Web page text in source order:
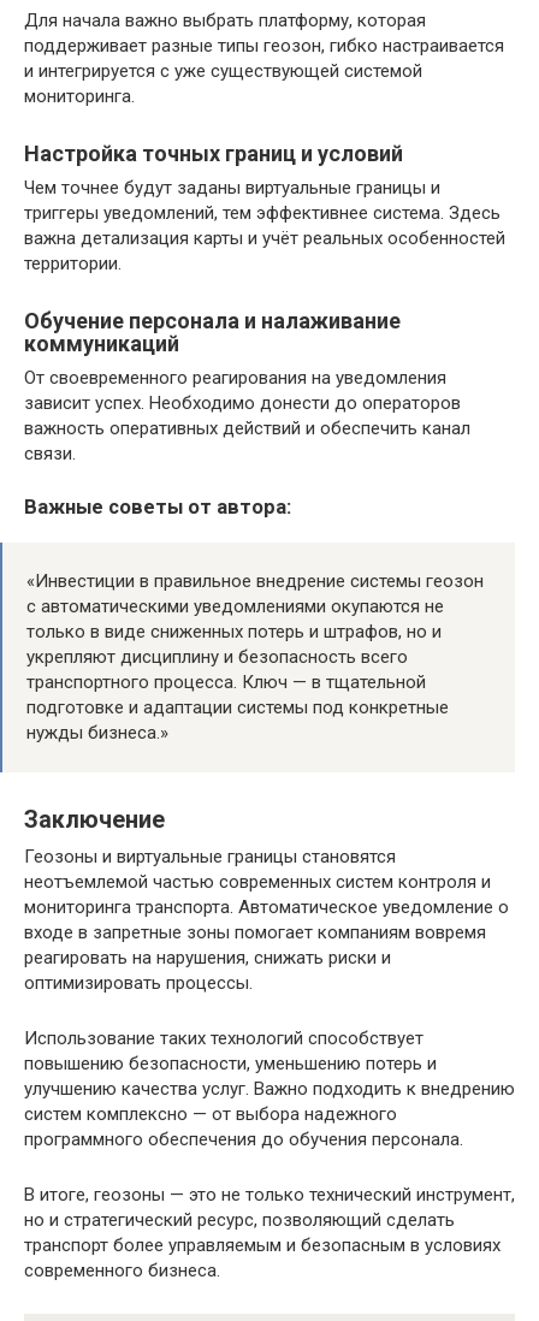
Для начала важно выбрать платформу, которая
поддерживает разные типы геозон, гибко настраивается
и интегрируется с уже существующей системой
мониторинга.
Настройка точных границ и условий
Чем точнее будут заданы виртуальные границы и
триггеры уведомлений, тем эффективнее система. Здесь
важна детализация карты и учёт реальных особенностей
территории.
Обучение персонала и налаживание
коммуникаций
От своевременного реагирования на уведомления
зависит успех. Необходимо донести до операторов
важность оперативных действий и обеспечить канал
связи.
Важные советы от автора:
«Инвестиции в правильное внедрение системы геозон
с автоматическими уведомлениями окупаются не
только в виде сниженных потерь и штрафов, но и
укрепляют дисциплину и безопасность всего
транспортного процесса. Ключ — в тщательной
подготовке и адаптации системы под конкретные
нужды бизнеса.»
Заключение
Геозоны и виртуальные границы становятся
неотъемлемой частью современных систем контроля и
мониторинга транспорта. Автоматическое уведомление о
входе в запретные зоны помогает компаниям вовремя
реагировать на нарушения, снижать риски и
оптимизировать процессы.
Использование таких технологий способствует
повышению безопасности, уменьшению потерь и
улучшению качества услуг. Важно подходить к внедрению
систем комплексно — от выбора надежного
программного обеспечения до обучения персонала.
В итоге, геозоны — это не только технический инструмент,
но и стратегический ресурс, позволяющий сделать
транспорт более управляемым и безопасным в условиях
современного бизнеса.